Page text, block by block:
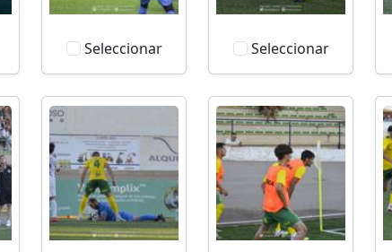
Seleccionar Seleccionar